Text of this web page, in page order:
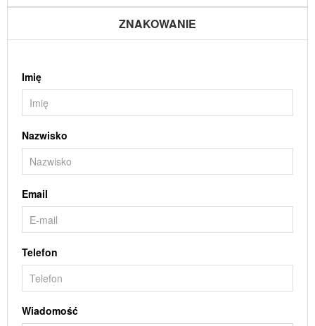
ZNAKOWANIE
Imię
Nazwisko
Email
Telefon
Wiadomość